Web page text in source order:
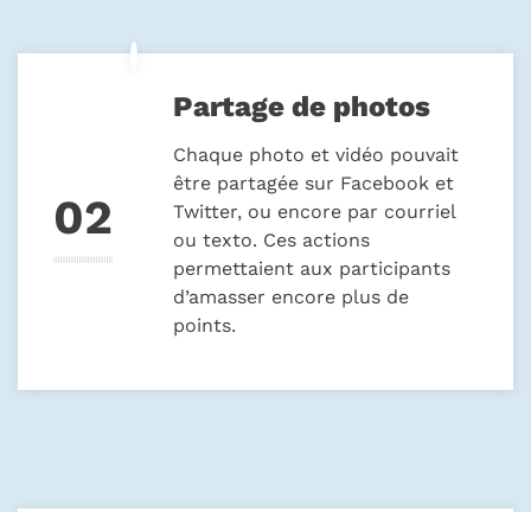
Partage de photos
Chaque photo et vidéo pouvait
être partagée sur Facebook et
Twitter, ou encore par courriel
ou texto. Ces actions
permettaient aux participants
d’amasser encore plus de
points.